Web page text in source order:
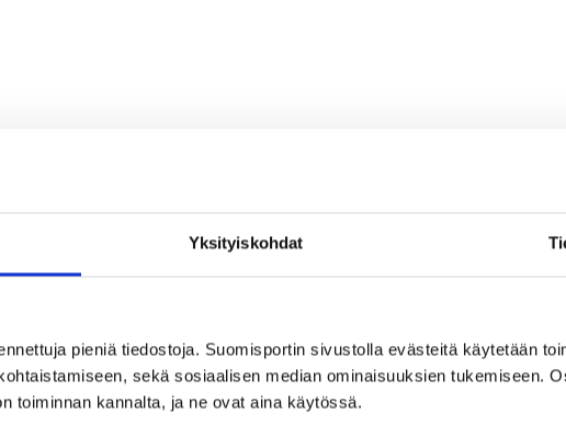
Yksityiskohdat
pieniä tiedostoja. Suomisportin sivustolla evästeitä käytetään
sekä sosiaalisen median ominaisuuksien tukemiseen.
toiminnan kannalta, ja ne ovat aina käytössä.
at 21:00